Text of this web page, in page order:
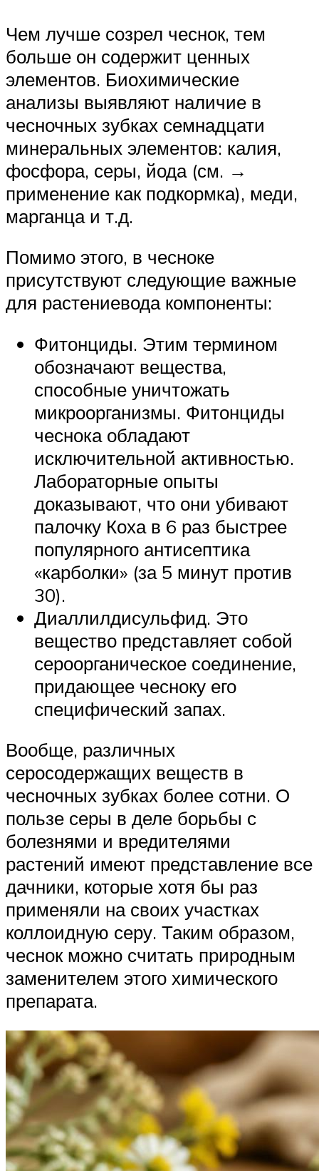
Чем лучше созрел чеснок, тем
больше он содержит ценных
элементов. Биохимические
анализы выявляют наличие в
чесночных зубках семнадцати
минеральных элементов: калия,
фосфора, серы, йода (см. →
применение как подкормка), меди,
марганца и т.д.
Помимо этого, в чесноке
присутствуют следующие важные
для растениевода компоненты:
Фитонциды. Этим термином
обозначают вещества,
способные уничтожать
микроорганизмы. Фитонциды
чеснока обладают
исключительной активностью.
Лабораторные опыты
доказывают, что они убивают
палочку Коха в 6 раз быстрее
популярного антисептика
«карболки» (за 5 минут против
30).
Диаллилдисульфид. Это
вещество представляет собой
сероорганическое соединение,
придающее чесноку его
специфический запах.
Вообще, различных
серосодержащих веществ в
чесночных зубках более сотни. О
пользе серы в деле борьбы с
болезнями и вредителями
растений имеют представление все
дачники, которые хотя бы раз
применяли на своих участках
коллоидную серу. Таким образом,
чеснок можно считать природным
заменителем этого химического
препарата.